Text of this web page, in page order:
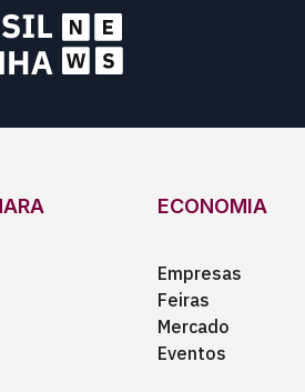
ECONOMIA
Empresas
Feiras
Mercado
Eventos